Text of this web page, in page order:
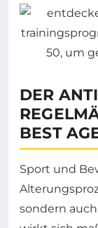
DER
EST
Sport und
sondern